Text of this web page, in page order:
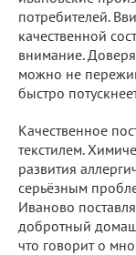
потребителей.
качественной
внимание.
можно не
быстро
Качественное
текстилем.
развития
серьёзным
Иваново
добротный
что говорит о